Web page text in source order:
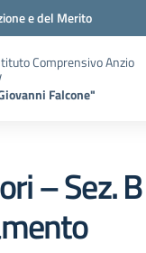
e del Merito
Comprensivo Anzio
Falcone"
– Sez. B